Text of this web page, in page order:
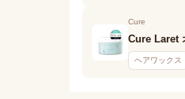
Cure
Cure Laret
ヘアワックス